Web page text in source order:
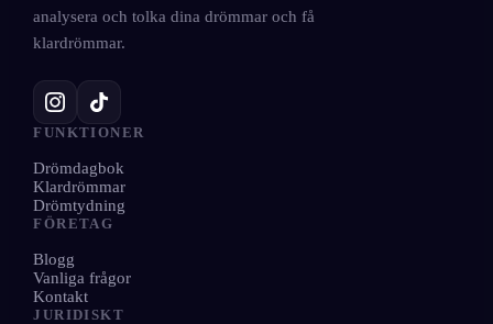
analysera och tolka dina drömmar och få
klardrömmar.
FUNKTIONER
Drömdagbok
Klardrömmar
Drömtydning
FÖRETAG
Blogg
Vanliga frågor
Kontakt
JURIDISKT